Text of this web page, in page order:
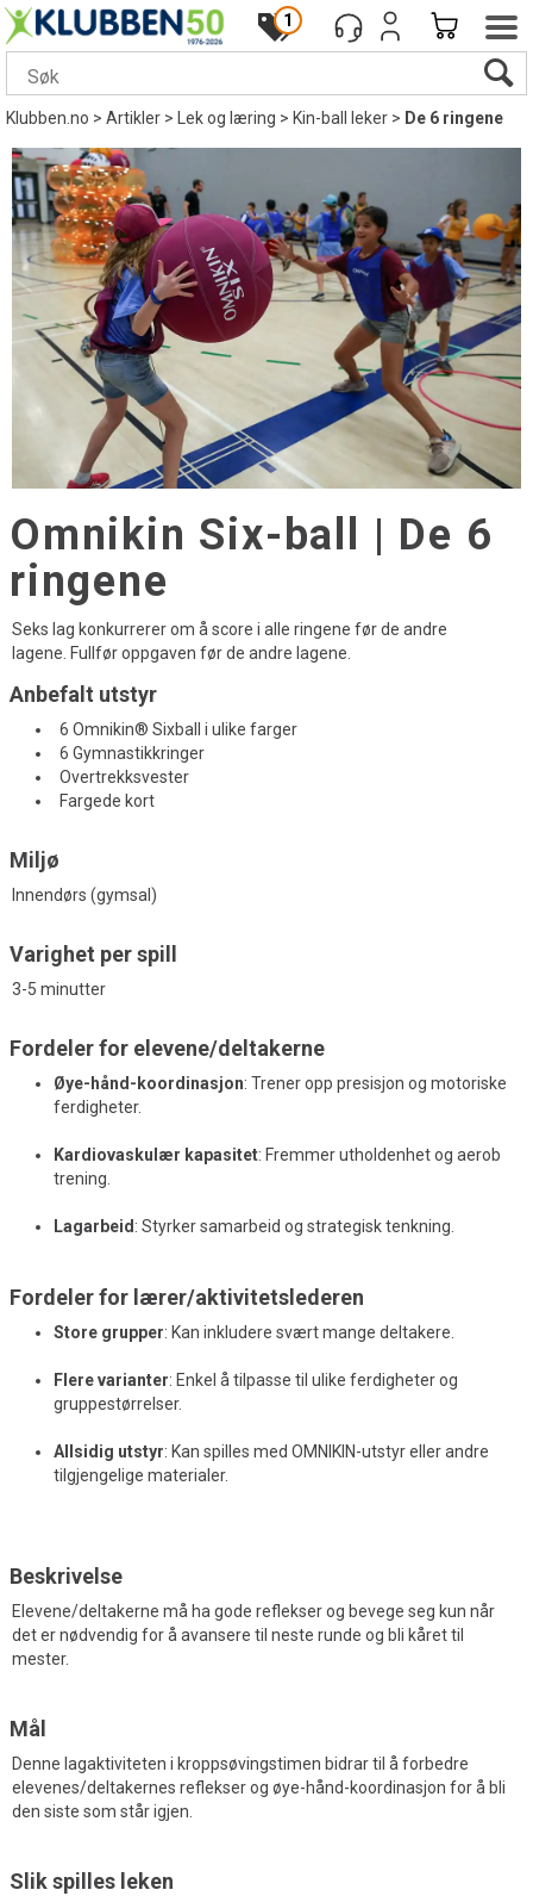
1
Klubben.no>Artikler> Lek og læring>Kin-ball leker> De 6 ringene
Omnikin Six-ball | De 6
ringene
Seks lag konkurrerer om å score i alle ringene før de andre
lagene. Fullfør oppgaven før de andre lagene.
Anbefalt utstyr
6 Omnikin® Sixball i ulike farger
6 Gymnastikkringer
Overtrekksvester
Fargede kort
Miljø
Innendørs (gymsal)
Varighet per spill
3-5 minutter
Fordeler for elevene/deltakerne
Øye-hånd-koordinasjon: Trener opp presisjon og motoriske
ferdigheter.
Kardiovaskulær kapasitet: Fremmer utholdenhet og aerob
trening.
Lagarbeid: Styrker samarbeid og strategisk tenkning.
Fordeler for lærer/aktivitetslederen
Store grupper: Kan inkludere svært mange deltakere.
Flere varianter: Enkel å tilpasse til ulike ferdigheter og
gruppestørrelser.
Allsidig utstyr: Kan spilles med OMNIKIN-utstyr eller andre
tilgjengelige materialer.
Beskrivelse
Elevene/deltakerne må ha gode reflekser og bevege seg kun når
det er nødvendig for å avansere til neste runde og bli kåret til
mester.
Mål
Denne lagaktiviteten i kroppsøvingstimen bidrar til å forbedre
elevenes/deltakernes reflekser og øye-hånd-koordinasjon for å bli
den siste som står igjen.
Slik spilles leken